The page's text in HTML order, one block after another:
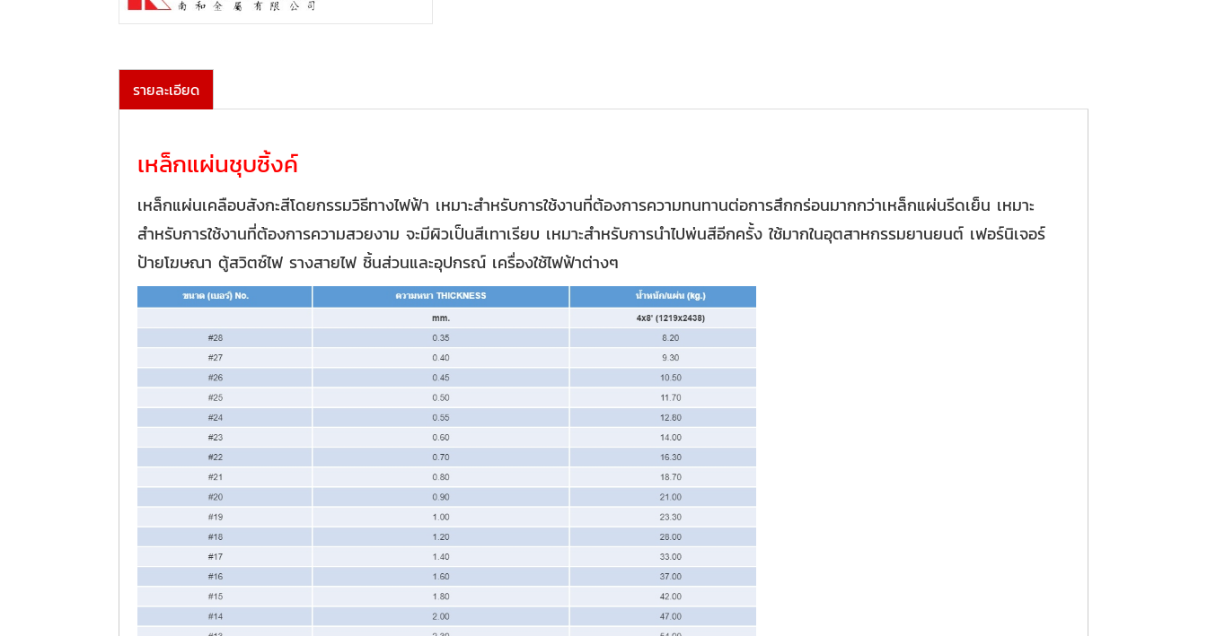
รายละเอียด
เหล็กแผ่นชุบซิ้งค์
เหล็กแผ่นเคลือบสังกะสีโดยกรรมวิธีทางไฟฟ้า เหมาะสำหรับการใช้งานที่ต้องการความทนทานต่อการสึกกร่อนมากกว่าเหล็กแผ่นรีดเย็น เหมาะ
สำหรับการใช้งานที่ต้องการความสวยงาม จะมีผิวเป็นสีเทาเรียบ เหมาะสำหรับการนำไปพ่นสีอีกครั้ง ใช้มากในอุตสาหกรรมยานยนต์ เฟอร์นิเจอร์
ป้ายโฆษณา ตู้สวิตซ์ไฟ รางสายไฟ ชิ้นส่วนและอุปกรณ์ เครื่องใช้ไฟฟ้าต่างๆ